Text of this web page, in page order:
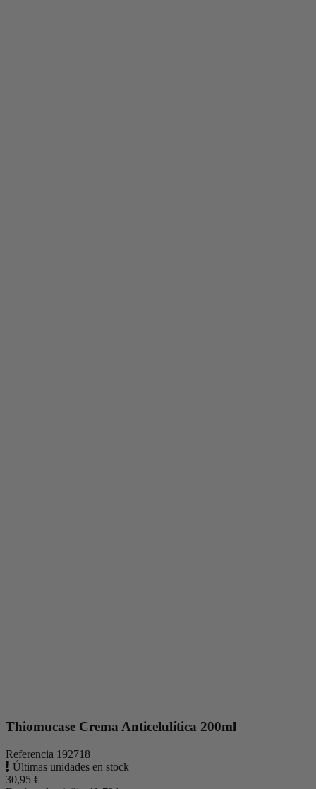
Thiomucase Crema Anticelulítica 200ml
Referencia 192718
Últimas unidades en stock
30,95 €